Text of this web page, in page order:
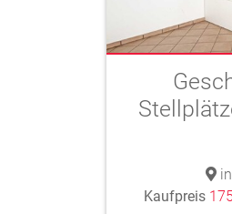
Kaufpreis